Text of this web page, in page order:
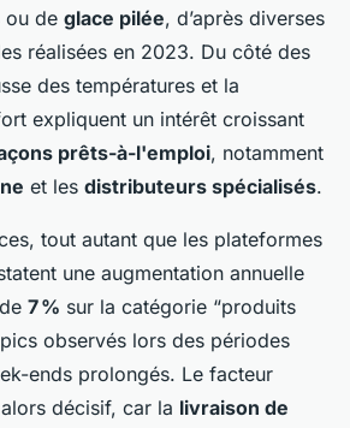
ou de glace pilée, d’après diverses
réalisées en 2023. Du côté des
des températures et la
expliquent un intérêt croissant
prêts-à-l'emploi, notamment
et les distributeurs spécialisés.
tout autant que les plateformes
une augmentation annuelle
7 % sur la catégorie “produits
observés lors des périodes
ends prolongés. Le facteur
décisif, car la livraison de